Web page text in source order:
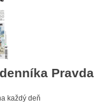
Pravda
každý deň